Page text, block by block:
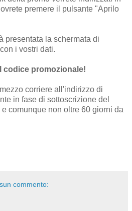
premere il pulsante "Aprilo
presentata la schermata di
i vostri dati.
codice promozionale!
corriere all'indirizzo di
in fase di sottoscrizione del
comunque non oltre 60 giorni da
commento: